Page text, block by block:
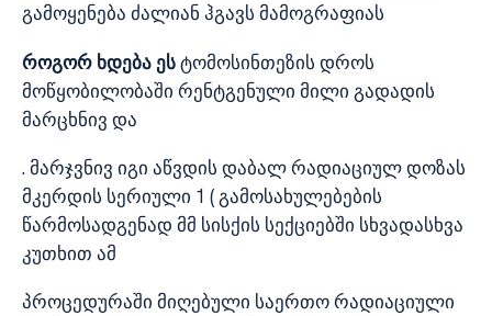
გამოყენება ძალიან ჰგავს მამოგრაფიას
როგორ ხდება ესტომოსინთეზის დროს
მოწყობილობაში რენტგენული მილი გადადის
მარცხნივ და
. მარჯვნივ იგი აწვდის დაბალ რადიაციულ დოზას
მკერდის სერიული 1 ( გამოსახულებების
წარმოსადგენად მმ სისქის სექციებში სხვადასხვა
კუთხით ამ
პროცედურაში მიღებული საერთო რადიაციული